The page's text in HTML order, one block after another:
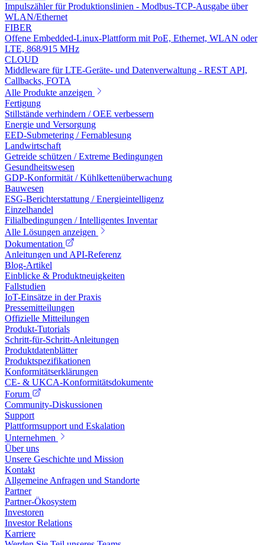
Impulszähler für Produktionslinien - Modbus-TCP-Ausgabe über
WLAN/Ethernet
FIBER
Offene Embedded-Linux-Plattform mit PoE, Ethernet, WLAN oder
LTE, 868/915 MHz
CLOUD
Middleware für LTE-Geräte- und Datenverwaltung - REST API,
Callbacks, FOTA
Alle Produkte anzeigen
Fertigung
Stillstände verhindern / OEE verbessern
Energie und Versorgung
EED-Submetering / Fernablesung
Landwirtschaft
Getreide schützen / Extreme Bedingungen
Gesundheitswesen
GDP-Konformität / Kühlkettenüberwachung
Bauwesen
ESG-Berichterstattung / Energieintelligenz
Einzelhandel
Filialbedingungen / Intelligentes Inventar
Alle Lösungen anzeigen
Dokumentation
Anleitungen und API-Referenz
Blog-Artikel
Einblicke & Produktneuigkeiten
Fallstudien
IoT-Einsätze in der Praxis
Pressemitteilungen
Offizielle Mitteilungen
Produkt-Tutorials
Schritt-für-Schritt-Anleitungen
Produktdatenblätter
Produktspezifikationen
Konformitätserklärungen
CE- & UKCA-Konformitätsdokumente
Forum
Community-Diskussionen
Support
Plattformsupport und Eskalation
Unternehmen
Über uns
Unsere Geschichte und Mission
Kontakt
Allgemeine Anfragen und Standorte
Partner
Partner-Ökosystem
Investoren
Investor Relations
Karriere